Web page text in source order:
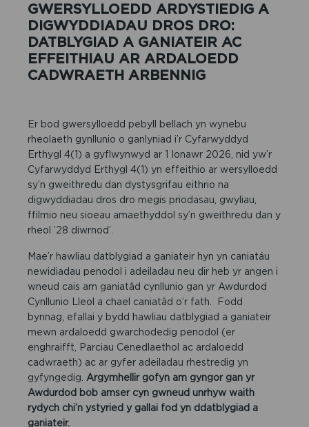
GWERSYLLOEDD ARDYSTIEDIG A
DIGWYDDIADAU DROS DRO:
DATBLYGIAD A GANIATEIR AC
EFFEITHIAU AR ARDALOEDD
CADWRAETH ARBENNIG
Er bod gwersylloedd pebyll bellach yn wynebu
rheolaeth gynllunio o ganlyniad i’r Cyfarwyddyd
Erthygl 4(1) a gyflwynwyd ar 1 Ionawr 2026, nid yw’r
Cyfarwyddyd Erthygl 4(1) yn effeithio ar wersylloedd
sy’n gweithredu dan dystysgrifau eithrio na
digwyddiadau dros dro megis priodasau, gwyliau,
ffilmio neu sioeau amaethyddol sy’n gweithredu dan y
rheol ’28 diwrnod’.
Mae’r hawliau datblygiad a ganiateir hyn yn caniatáu
newidiadau penodol i adeiladau neu dir heb yr angen i
wneud cais am ganiatâd cynllunio gan yr Awdurdod
Cynllunio Lleol a chael caniatâd o’r fath. Fodd
bynnag, efallai y bydd hawliau datblygiad a ganiateir
mewn ardaloedd gwarchodedig penodol (er
enghraifft, Parciau Cenedlaethol ac ardaloedd
cadwraeth) ac ar gyfer adeiladau rhestredig yn
gyfyngedig. Argymhellir gofyn am gyngor gan yr
Awdurdod bob amser cyn gwneud unrhyw waith
rydych chi’n ystyried y gallai fod yn ddatblygiad a
ganiateir.